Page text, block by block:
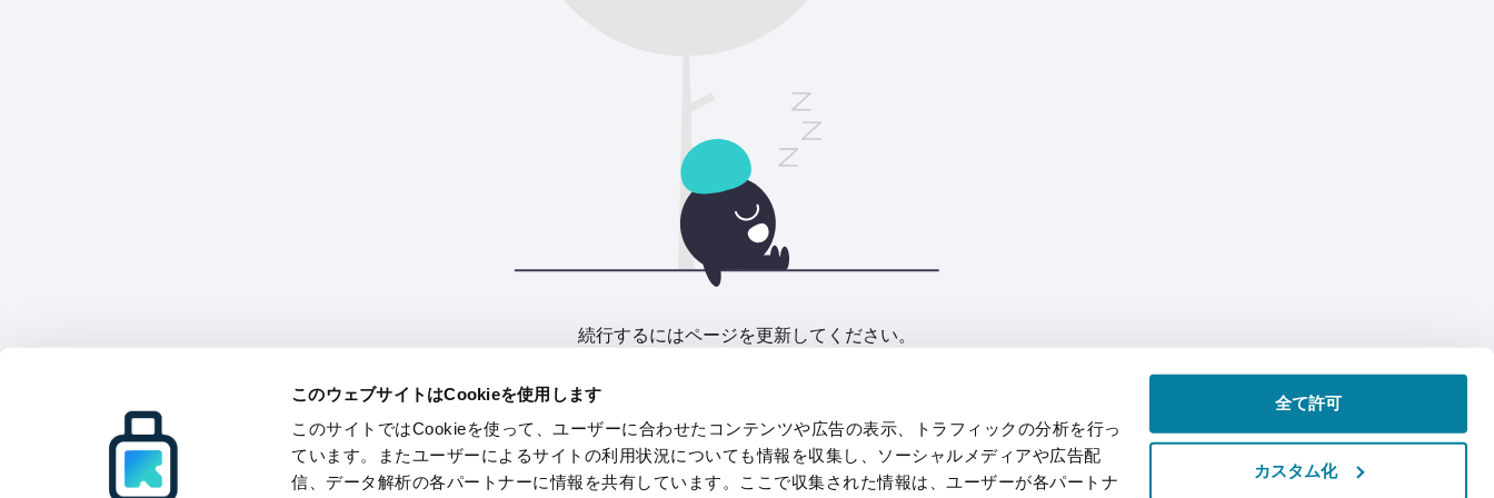
このウェブサイトはCookieを使用します
このサイトではCookieを使って、ユーザーに合わせたコンテンツや広告の表示、トラフィックの分析を行っ
ています。またユーザーによるサイトの利用状況についても情報を収集し、ソーシャルメディアや広告配
信、データ解析の各パートナーに情報を共有しています。ここで収集された情報は、ユーザーが各パートナ
全て許可
カスタム化
続行するにはページを更新してください。